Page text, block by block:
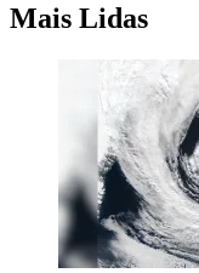
Mais Lidas